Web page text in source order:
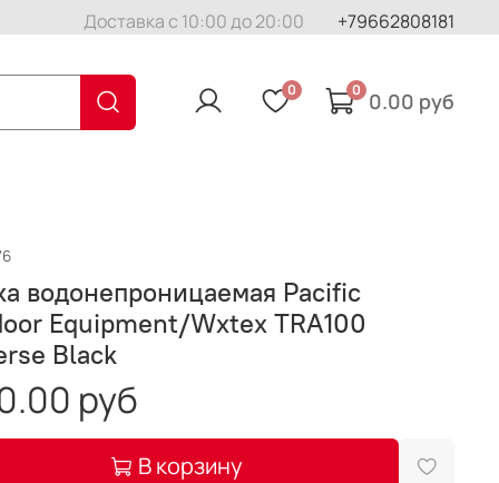
Доставка с 10:00 до 20:00 +79662808181
0 0 0.00 руб
водонепроницаемая Pacific
Equipment/Wxtex TRA100
Black
руб
В корзину